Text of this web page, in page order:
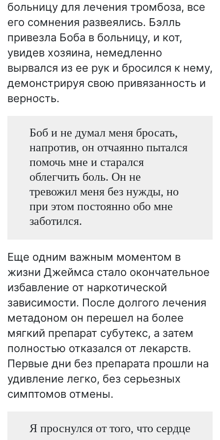
больницу для лечения тромбоза, все
его сомнения развеялись. Бэлль
привезла Боба в больницу, и кот,
увидев хозяина, немедленно
вырвался из ее рук и бросился к нему,
демонстрируя свою привязанность и
верность.
Боб и не думал меня бросать,
напротив, он отчаянно пытался
помочь мне и старался
облегчить боль. Он не
тревожил меня без нужды, но
при этом постоянно обо мне
заботился.
Еще одним важным моментом в
жизни Джеймса стало окончательное
избавление от наркотической
зависимости. После долгого лечения
метадоном он перешел на более
мягкий препарат субутекс, а затем
полностью отказался от лекарств.
Первые дни без препарата прошли на
удивление легко, без серьезных
симптомов отмены.
Я проснулся от того, что сердце